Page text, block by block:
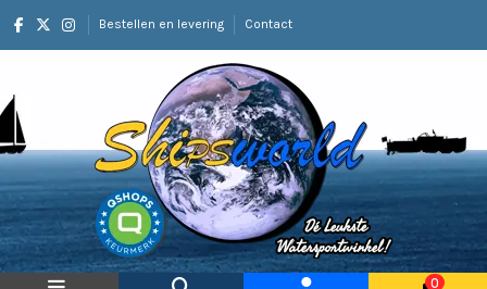
Bestellen en levering Contact
0